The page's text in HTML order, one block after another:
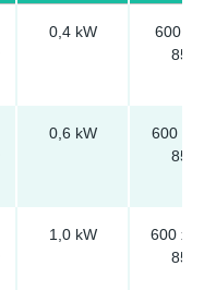
0,4 kW
600 x
85
0,6 kW
600 x
85
1,0 kW
600 x
85